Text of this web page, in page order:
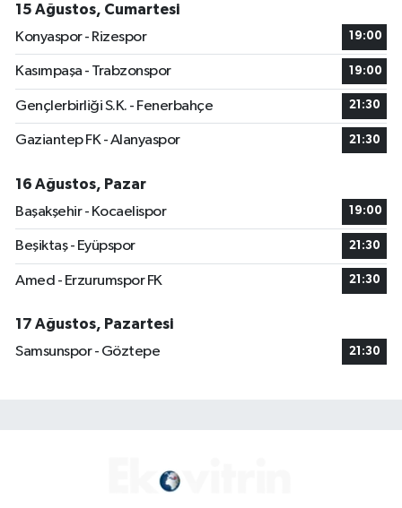
15 Ağustos, Cumartesi
Konyaspor - Rizespor
19:00
Kasımpaşa - Trabzonspor 19:00
Gençlerbirliği S.K. - Fenerbahçe 21:30
Gaziantep FK - Alanyaspor 21:30
16 Ağustos, Pazar
Başakşehir - Kocaelispor
19:00
Beşiktaş - Eyüpspor 21:30
Amed - Erzurumspor FK 21:30
17 Ağustos, Pazartesi
Samsunspor - Göztepe
21:30